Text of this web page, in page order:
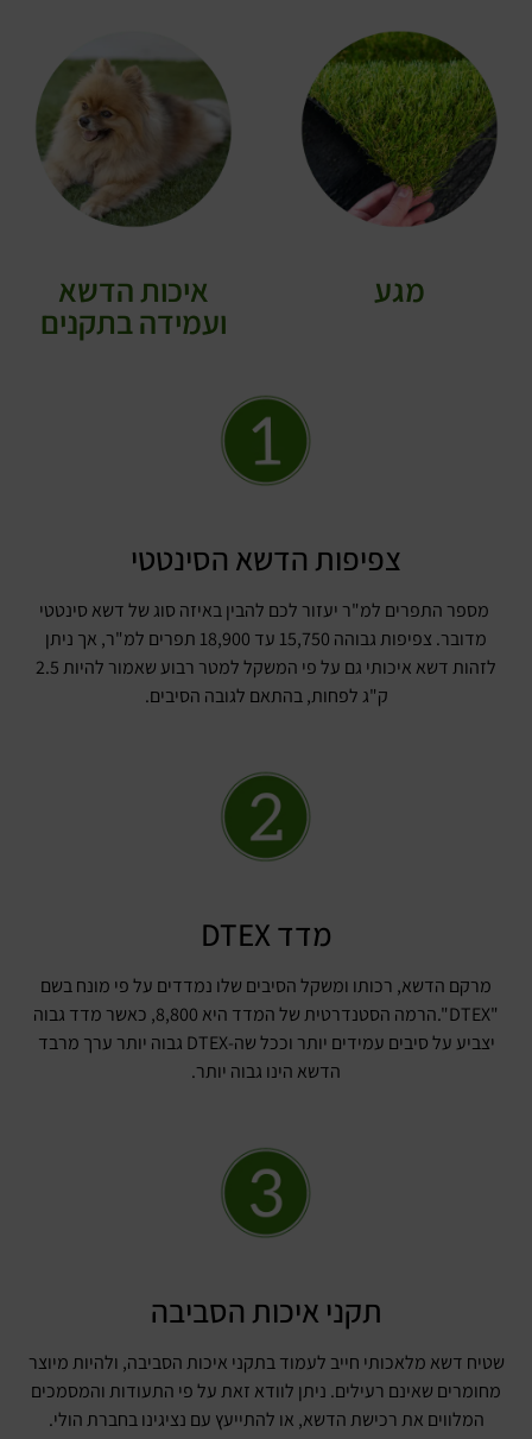
מגע איכות הדשא
ועמידה בתקנים
צפיפות הדשא הסינטטי
מספר התפרים למ"ר יעזור לכם להבין באיזה סוג של דשא סינטטי
מדובר. צפיפות גבוהה 15,750 עד 18,900 תפרים למ"ר, אך ניתן
לזהות דשא איכותי גם על פי המשקל למטר רבוע שאמור להיות 2.5
ק"ג לפחות, בהתאם לגובה הסיבים.
מדד DTEX
מרקם הדשא, רכותו ומשקל הסיבים שלו נמדדים על פי מונח בשם
"DTEX".הרמה הסטנדרטית של המדד היא 8,800, כאשר מדד גבוה
יצביע על סיבים עמידים יותר וככל שה-DTEX גבוה יותר ערך מרבד
הדשא הינו גבוה יותר.
תקני איכות הסביבה
שטיח דשא מלאכותי חייב לעמוד בתקני איכות הסביבה, ולהיות מיוצר
מחומרים שאינם רעילים. ניתן לוודא זאת על פי התעודות והמסמכים
המלווים את רכישת הדשא, או להתייעץ עם נציגינו בחברת הולי.